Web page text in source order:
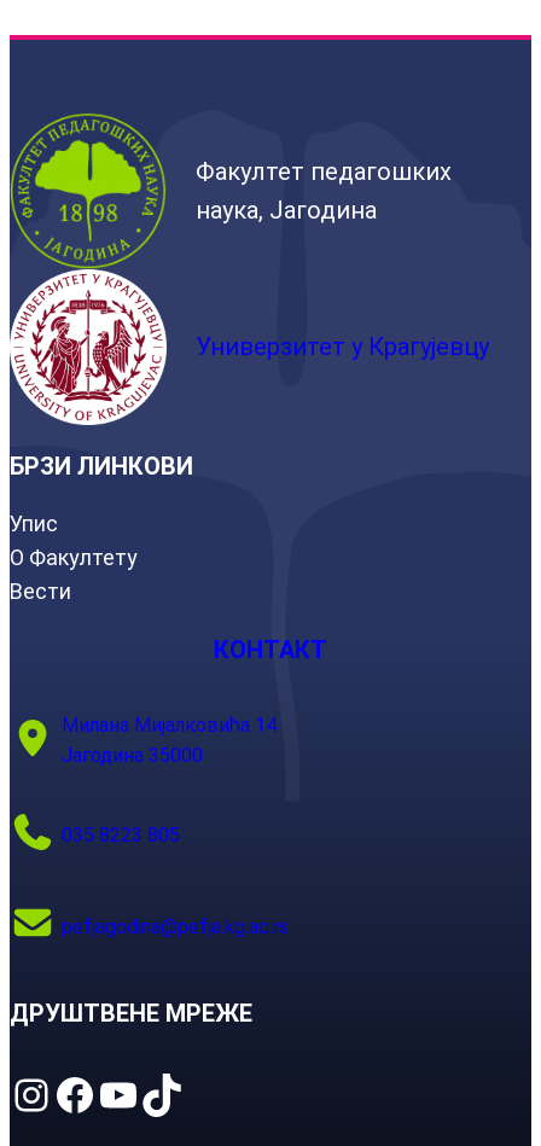
Факултет педагошких
наука, Јагодина
Универзитет у Крагујевцу
БРЗИ ЛИНКОВИ
Упис
О Факултету
Вести
КОНТАКТ
Милана Мијалковића 14
Јагодина 35000
035 8223 805
pefjagodina@pefja.kg.ac.rs
ДРУШТВЕНЕ МРЕЖЕ
Instagram Facebook YouTube TikTok